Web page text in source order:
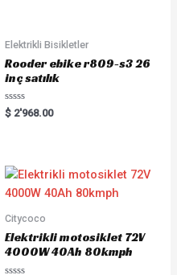
Elektrikli Bisikletler
Rooder ebike r809-s3 26
inç satılık
Rated
0
$ 2'968.00
Citycoco
Elektrikli motosiklet 72V
4000W 40Ah 80kmph